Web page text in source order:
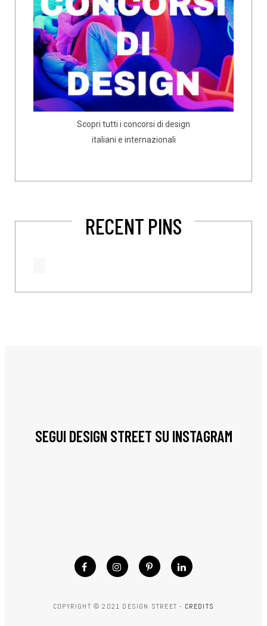
Scopri tutti i concorsi di design
italiani e internazionali
RECENT PINS
SEGUI DESIGN STREET SU INSTAGRAM
COPYRIGHT © 2021 DESIGN STREET - CREDITS